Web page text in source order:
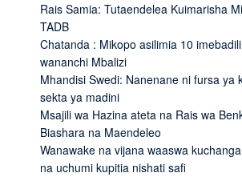
Rais Samia: Tutaendelea Kuimarisha
TADB
Chatanda : Mikopo asilimia 10
wananchi Mbalizi
Mhandisi Swedi: Nanenane ni fursa ya
sekta ya madini
Msajili wa Hazina ateta na Rais wa
Biashara na Maendeleo
Wanawake na vijana waaswa
na uchumi kupitia nishati safi